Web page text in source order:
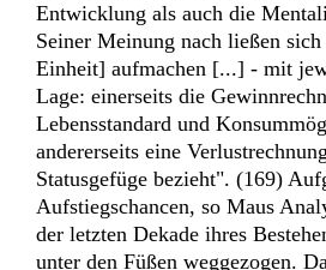
Entwicklung als auch die
Seiner Meinung nach ließen
Einheit] aufmachen [...] - mit
Lage: einerseits die
Lebensstandard und
andererseits eine
Statusgefüge bezieht". (169)
Aufstiegschancen, so Maus
der letzten Dekade ihres
unter den Füßen weggezogen.